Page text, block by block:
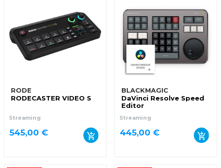
RODE
RODECASTER VIDEO S
Streaming
545,00 €
BLACKMAGIC
DaVinci Resolve Speed
Editor
Streaming
445,00 €